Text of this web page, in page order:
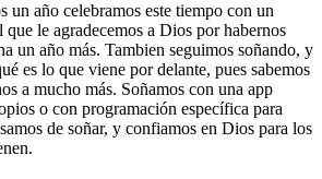
un año celebramos este tiempo con un
que le agradecemos a Dios por habernos
un año más. Tambien seguimos soñando, y
es lo que viene por delante, pues sabemos
a mucho más. Soñamos con una app
o con programación específica para
de soñar, y confiamos en Dios para los